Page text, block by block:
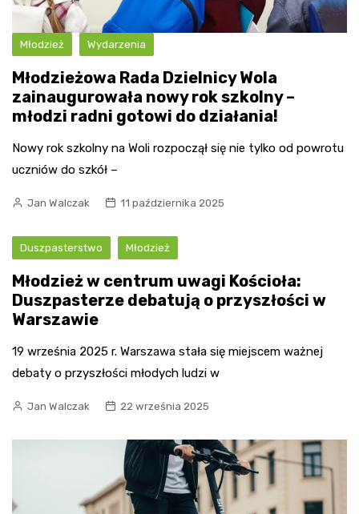
Młodzież Wydarzenia
Młodzieżowa Rada Dzielnicy Wola
zainaugurowała nowy rok szkolny –
młodzi radni gotowi do działania!
Nowy rok szkolny na Woli rozpoczął się nie tylko od powrotu
uczniów do szkół –
Jan Walczak 11 października 2025
Duszpasterstwo Młodzież
Młodzież w centrum uwagi Kościoła:
Duszpasterze debatują o przyszłości w
Warszawie
19 września 2025 r. Warszawa stała się miejscem ważnej
debaty o przyszłości młodych ludzi w
Jan Walczak 22 września 2025